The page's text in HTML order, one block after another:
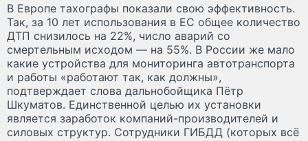
В Европе тахографы показали свою эффективность.
Так, за 10 лет использования в ЕС общее количество
ДТП снизилось на 22%, число аварий со
смертельным исходом — на 55%. В России же мало
какие устройства для мониторинга автотранспорта
и работы «работают так, как должны»,
подтверждает слова дальнобойщика Пётр
Шкуматов. Единственной целью их установки
является заработок компаний-производителей и
силовых структур. Сотрудники ГИБДД (которых всё